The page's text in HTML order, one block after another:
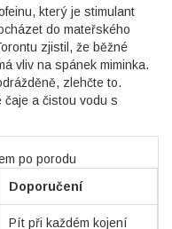
, který je stimulant
do mateřského
zjistil, že běžné
vliv na spánek miminka.
zlehčte to.
a čistou vodu s
po porodu
Doporučení
Pít při každém kojení